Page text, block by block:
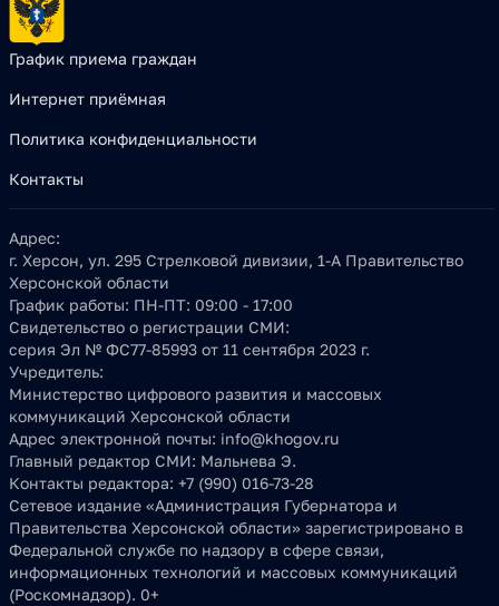
График приема граждан
Интернет приёмная
Политика конфиденциальности
Контакты
Адрес:
г. Херсон, ул. 295 Стрелковой дивизии, 1-А Правительство
Херсонской области
График работы: ПН-ПТ: 09:00 - 17:00
Свидетельство о регистрации СМИ:
серия Эл № ФС77-85993 от 11 сентября 2023 г.
Учредитель:
Министерство цифрового развития и массовых
коммуникаций Херсонской области
Адрес электронной почты: info@khogov.ru
Главный редактор СМИ: Мальнева Э.
Контакты редактора: +7 (990) 016-73-28
Сетевое издание «Администрация Губернатора и
Правительства Херсонской области» зарегистрировано в
Федеральной службе по надзору в сфере связи,
информационных технологий и массовых коммуникаций
(Роскомнадзор). 0+